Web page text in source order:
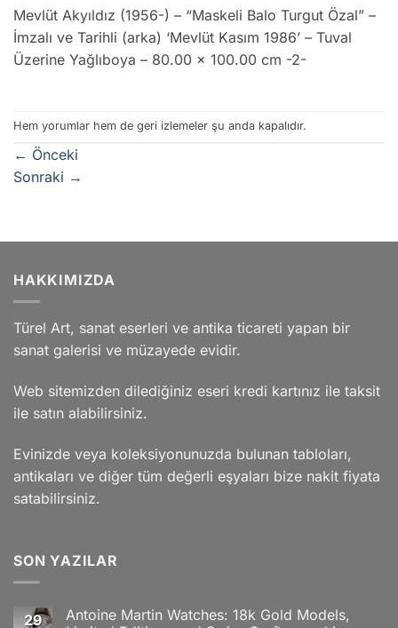
Mevlüt Akyıldız (1956-) – “Maskeli Balo Turgut Özal” –
İmzalı ve Tarihli (arka) ‘Mevlüt Kasım 1986’ – Tuval
Üzerine Yağlıboya – 80.00 x 100.00 cm -2-
Hem yorumlar hem de geri izlemeler şu anda kapalıdır.
← Önceki
Sonraki →
HAKKIMIZDA
Türel Art, sanat eserleri ve antika ticareti yapan bir
sanat galerisi ve müzayede evidir.
Web sitemizden dilediğiniz eseri kredi kartınız ile taksit
ile satın alabilirsiniz.
Evinizde veya koleksiyonunuzda bulunan tabloları,
antikaları ve diğer tüm değerli eşyaları bize nakit fiyata
satabilirsiniz.
SON YAZILAR
29
Antoine Martin Watches: 18k Gold Models,